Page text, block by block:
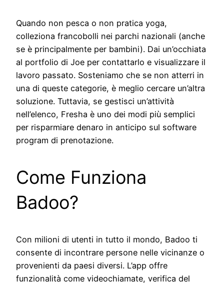
Quando non pesca o non pratica yoga,
colleziona francobolli nei parchi nazionali (anche
se è principalmente per bambini). Dai un’occhiata
al portfolio di Joe per contattarlo e visualizzare il
lavoro passato. Sosteniamo che se non atterri in
una di queste categorie, è meglio cercare un’altra
soluzione. Tuttavia, se gestisci un’attività
nell’elenco, Fresha è uno dei modi più semplici
per risparmiare denaro in anticipo sul software
program di prenotazione.
Come Funziona
Badoo?
Con milioni di utenti in tutto il mondo, Badoo ti
consente di incontrare persone nelle vicinanze o
provenienti da paesi diversi. L’app offre
funzionalità come videochiamate, verifica del